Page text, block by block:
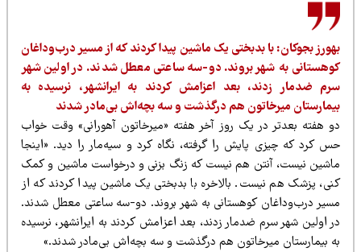
بجوکان: با بدبختی یک ماشین پیدا کردند که از مسیر درب‌وداغان
به شهر بروند. دو-سه ساعتی معطل شدند. در اولین شهر
ضدمار زدند،‌ بعد اعزامش کردند به ایرانشهر، نرسیده به
میرخاتون هم درگذشت و سه بچه‌اش بی‌مادر شدند
هفته بعدتر در یک روز آخر هفته «میرخاتون آهورانی» وقت خواب
کرد که چیزی پایش را گرفته، نگاه کرد و سیه‌مار را دید. «اینجا
نیست‌، آنتن هم نیست که زنگ بزنی و درخواست ماشین و کمک
پزشک هم نیست. بالاخره با بدبختی یک ماشین پیدا کردند که از
درب‌و‌داغان کوهستانی به شهر بروند. دو-سه ساعتی معطل شدند.
اولین شهر سرم ضدمار زدند،‌ بعد اعزامش کردند به ایرانشهر، نرسیده
بیمارستان میرخاتون هم درگذشت و سه بچه‌اش بی‌مادر شدند.»